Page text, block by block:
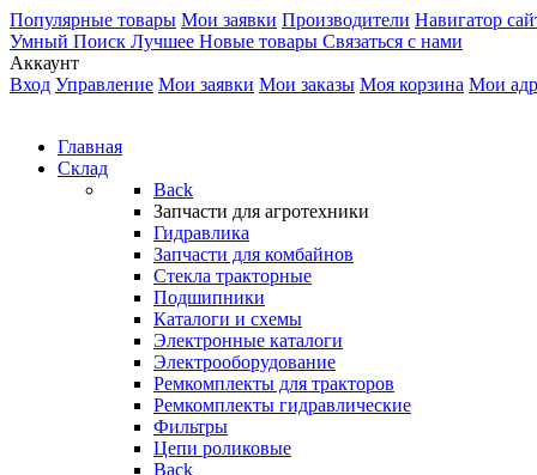
Популярные товары Мои заявки Производители Навигатор
Умный Поиск Лучшее Новые товары Связаться с нами
Аккаунт
Вход Управление Мои заявки Мои заказы Моя корзина Мои
Главная
Склад
Back
Запчасти для агротехники
Гидравлика
Запчасти для комбайнов
Стекла тракторные
Подшипники
Каталоги и схемы
Электронные каталоги
Электрооборудование
Ремкомплекты для тракторов
Ремкомплекты гидравлические
Фильтры
Цепи роликовые
Back